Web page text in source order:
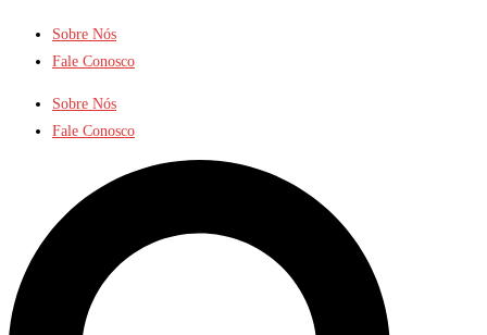
Sobre Nós
Fale Conosco
Sobre Nós
Fale Conosco